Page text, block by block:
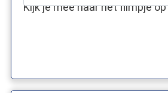
Kijk je mee naar het filmpje op